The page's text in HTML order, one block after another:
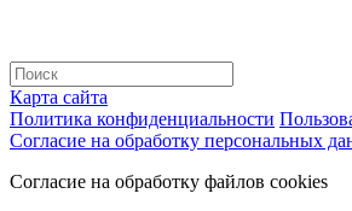
Карта сайта
Политика конфиденциальности
Согласие на обработку персональных
Согласие на обработку файлов cookies